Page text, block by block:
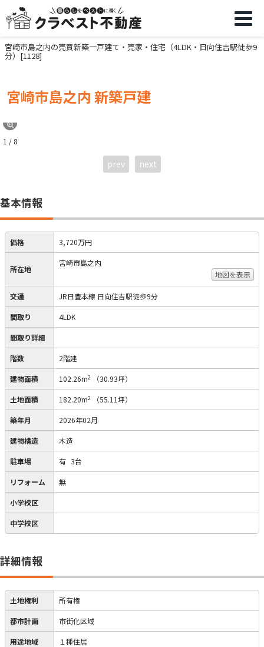
宮崎市島之内の売買新築一戸建て・売家・住宅（4LDK・日向住吉駅徒歩9
分）[1128]
宮崎市島之内 新築戸建
1 / 8
prev next
基本情報
価格 3,720万円
所在地
宮崎市島之内
地図を表示
交通 JR日豊本線 日向住吉駅徒歩9分
間取り 4LDK
間取り詳細
階数 2階建
建物面積 102.26m2 （30.93坪）
土地面積 182.20m2 （55.11坪）
築年月 2026年02月
建物構造 木造
駐車場 有 3台
リフォーム 無
小学校区
中学校区
詳細情報
土地権利 所有権
都市計画 市街化区域
用途地域 １種住居